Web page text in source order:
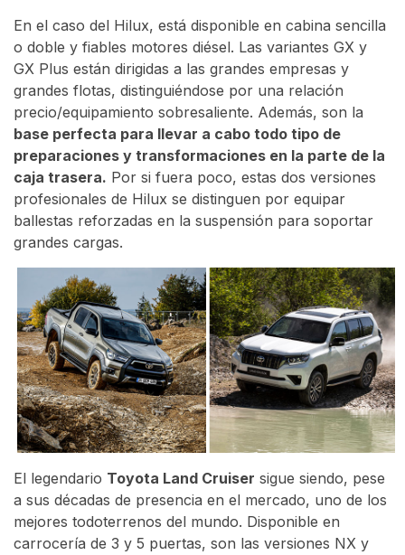
En el caso del Hilux, está disponible en cabina sencilla
o doble y fiables motores diésel. Las variantes GX y
GX Plus están dirigidas a las grandes empresas y
grandes flotas, distinguiéndose por una relación
precio/equipamiento sobresaliente. Además, son la
base perfecta para llevar a cabo todo tipo de
preparaciones y transformaciones en la parte de la
caja trasera. Por si fuera poco, estas dos versiones
profesionales de Hilux se distinguen por equipar
ballestas reforzadas en la suspensión para soportar
grandes cargas.
El legendario Toyota Land Cruiser sigue siendo, pese
a sus décadas de presencia en el mercado, uno de los
mejores todoterrenos del mundo. Disponible en
carrocería de 3 y 5 puertas, son las versiones NX y